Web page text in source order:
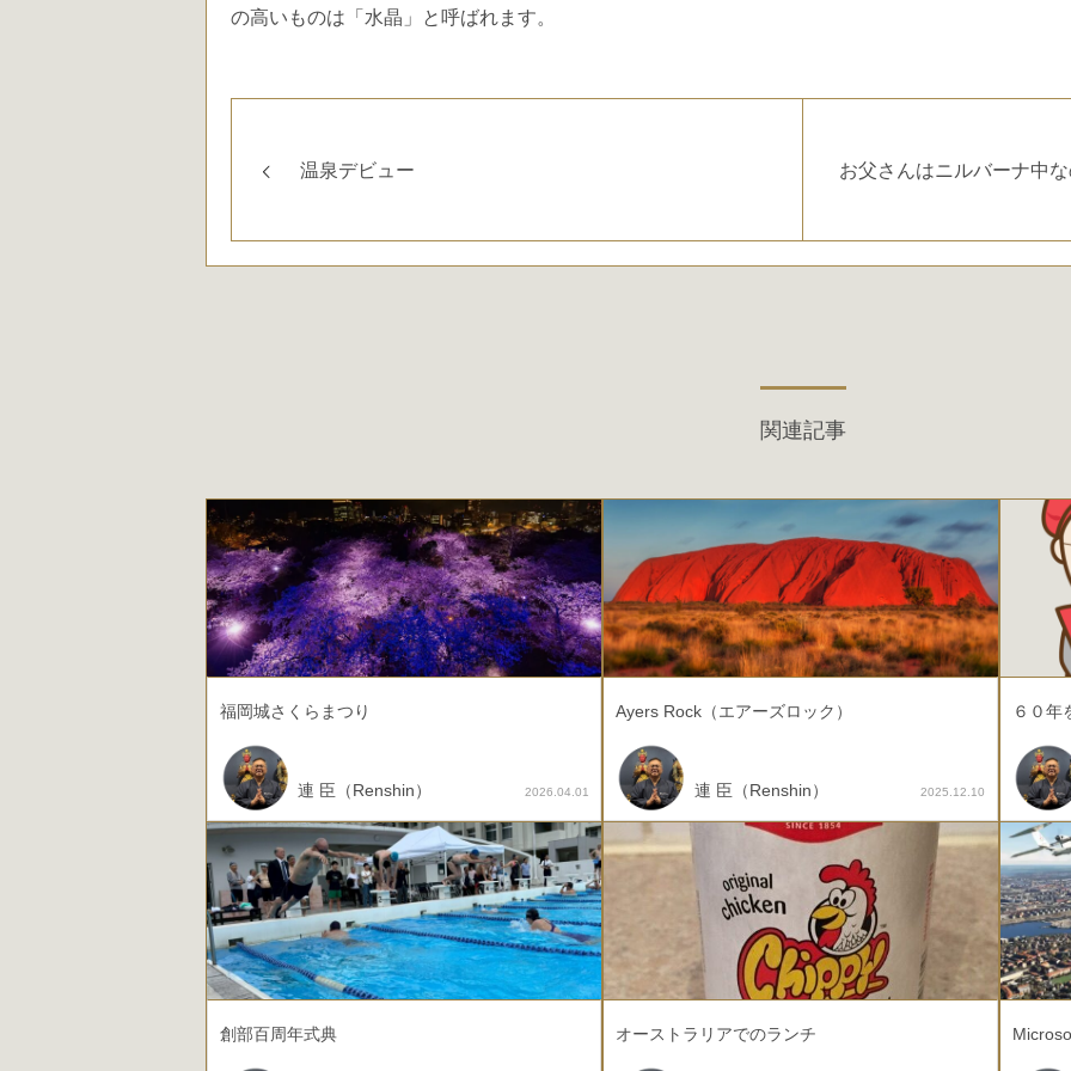
の高いものは「水晶」と呼ばれます。
温泉デビュー お父さんはニルバーナ中
関連記事
福岡城さくらまつり
連 臣（Renshin） 2026.04.01
Ayers Rock（エアーズロック）
連 臣（Renshin） 2025.12.10
６０
創部百周年式典 オーストラリアでのランチ